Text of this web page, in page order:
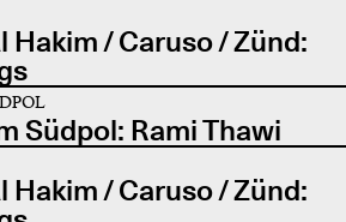
Hakim / Caruso / Zünd:
Südpol: Rami Thawi
Hakim / Caruso / Zünd: